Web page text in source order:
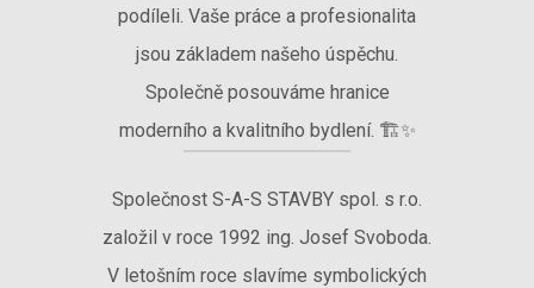
podíleli. Vaše práce a profesionalita
jsou základem našeho úspěchu.
Společně posouváme hranice
moderního a kvalitního bydlení. 🏗️✨
Společnost S-A-S STAVBY spol. s r.o.
založil v roce 1992 ing. Josef Svoboda.
V letošním roce slavíme symbolických